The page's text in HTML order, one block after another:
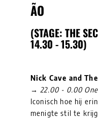
ÃO
(STAGE: THE
14.30 - 15.30)
Nick Cave and
→ 22.00 - 0.00 One
Iconisch hoe hij
menigte stil te